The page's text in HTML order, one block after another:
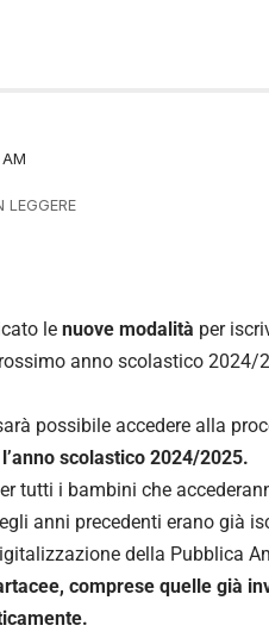
LEGGERE
le nuove modalità per
anno scolastico 2024/
possibile accedere alla
scolastico 2024/2025.
tutti i bambini che
anni precedenti erano già
della Pubblica
comprese quelle già